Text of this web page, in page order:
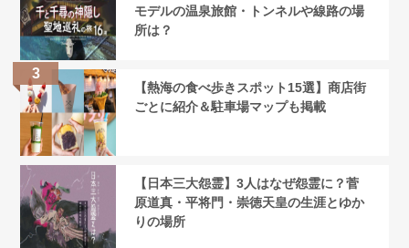
モデルの温泉旅館・トンネルや線路の場
所は？
【熱海の食べ歩きスポット15選】商店街
ごとに紹介＆駐車場マップも掲載
【日本三大怨霊】3人はなぜ怨霊に？菅
原道真・平将門・崇徳天皇の生涯とゆか
りの場所